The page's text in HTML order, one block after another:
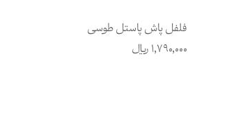
فلفل پاش پاستل طوسی
1,790,000ریال